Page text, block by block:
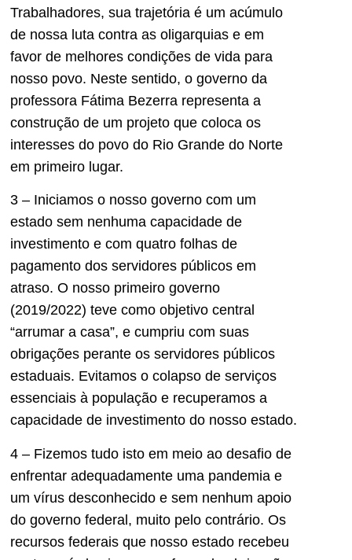
Trabalhadores, sua trajetória é um acúmulo
de nossa luta contra as oligarquias e em
favor de melhores condições de vida para
nosso povo. Neste sentido, o governo da
professora Fátima Bezerra representa a
construção de um projeto que coloca os
interesses do povo do Rio Grande do Norte
em primeiro lugar.
3 – Iniciamos o nosso governo com um
estado sem nenhuma capacidade de
investimento e com quatro folhas de
pagamento dos servidores públicos em
atraso. O nosso primeiro governo
(2019/2022) teve como objetivo central
“arrumar a casa”, e cumpriu com suas
obrigações perante os servidores públicos
estaduais. Evitamos o colapso de serviços
essenciais à população e recuperamos a
capacidade de investimento do nosso estado.
4 – Fizemos tudo isto em meio ao desafio de
enfrentar adequadamente uma pandemia e
um vírus desconhecido e sem nenhum apoio
do governo federal, muito pelo contrário. Os
recursos federais que nosso estado recebeu